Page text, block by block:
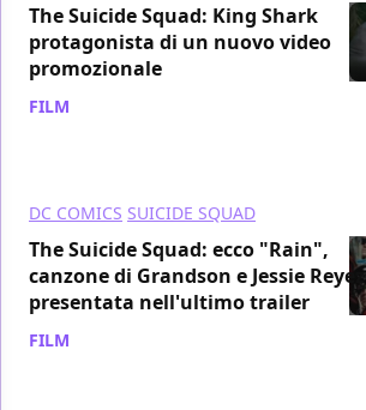
The Suicide Squad: King Shark
protagonista di un nuovo video
promozionale
FILM
DC COMICS SUICIDE SQUAD
The Suicide Squad: ecco "Rain",
canzone di Grandson e Jessie Reyez
presentata nell'ultimo trailer
FILM